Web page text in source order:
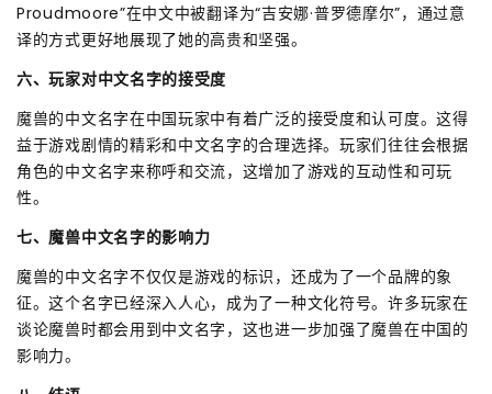
Proudmoore”在中文中被翻译为“吉安娜·普罗德摩尔”，通过意
译的方式更好地展现了她的高贵和坚强。
六、玩家对中文名字的接受度
魔兽的中文名字在中国玩家中有着广泛的接受度和认可度。这得
益于游戏剧情的精彩和中文名字的合理选择。玩家们往往会根据
角色的中文名字来称呼和交流，这增加了游戏的互动性和可玩
性。
七、魔兽中文名字的影响力
魔兽的中文名字不仅仅是游戏的标识，还成为了一个品牌的象
征。这个名字已经深入人心，成为了一种文化符号。许多玩家在
谈论魔兽时都会用到中文名字，这也进一步加强了魔兽在中国的
影响力。